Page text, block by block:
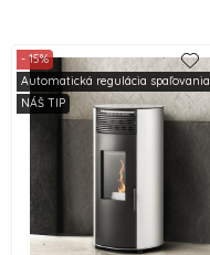
- 15%
Automatická regulácia spaľovania
NÁŠ TIP